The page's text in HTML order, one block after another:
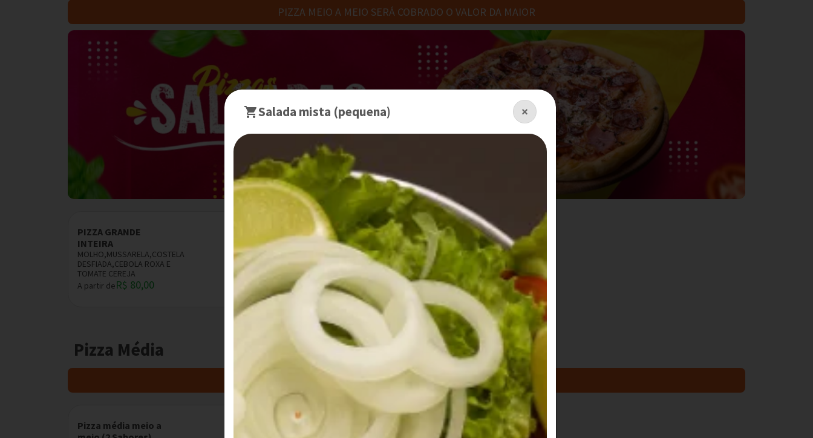
Salada mista (pequena) ×
PIZZA MEIO A MEIO SERÁ COBRADO O VALOR DA MAIOR
PIZZA GRANDE
INTEIRA
MOLHO,MUSSARELA,COSTELA
DESFIADA,CEBOLA ROXA E
TOMATE CEREJA
A partir deR$ 80,00
Pizza Grande meio a
meio (2 Sabores)
A partir deR$ 80,00
Pizza Média
PIZZAS MEIO A MEIO SERÁ COBRADO O VALOR DA MAIOR
Pizza média meio a
Pizza Média Inteira (6